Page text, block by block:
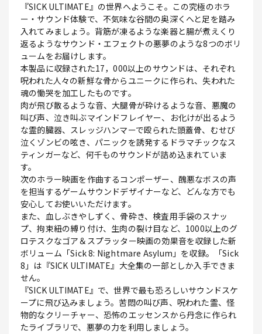
『SICK ULTIMATE』の世界へようこそ。この究極のホラ
ー・サウンド体験で、不気味な谷間の奥深くへと足を踏み
入れてみましょう。背筋が凍るような楽器と腸が煮えくり
返るようなサウンド・エフェクトの悪夢のような8つのボリ
ュームをお届けします。
本製品に収録された17，000以上のサウンドは、それぞれ
呪われた人々の新鮮な骨からユニークに作られ、失われた
魂の慟哭を加工したものです。
肉が飛び散るような音、大腿骨が砕けるような音、悪魔の
叫び声、泣き叫ぶマインドフレイヤー、お化けが出るよう
な霊的臓器、スレッジハンマーで殴られた頭蓋骨、むせび
泣くゾンビの呟き、パニックを誘発するドラマチックなス
ティンガーなど、何千ものサウンドが詰め込まれていま
す。
次のホラー映画を作曲するコンポーザー、醜悪なボスの声
を担当するゲームサウンドデザイナーなど、どんな方でも
安心してお使いいただけます。
また、血しぶきやしずく、骨砕き、検査用手袋のスナッ
プ、拘束紐の縛り付け、生肉の裂け目など、1000以上のグ
ロテスクなゴア＆スプラッター映画の効果音を収録した新
ボリューム「Sick 8: Nightmare Asylum」を収録。「Sick
8」は『SICK ULTIMATE』大全集の一部としか入手できま
せん。
『SICK ULTIMATE』で、世界で最も恐ろしいサウンドスケ
ープに飛び込みましょう。苦悶の叫び声、呪われた霊、怪
物的なクリーチャー、恐怖のエッセンスから丹念に作られ
たライブラリで、悪夢の力を利用しましょう。